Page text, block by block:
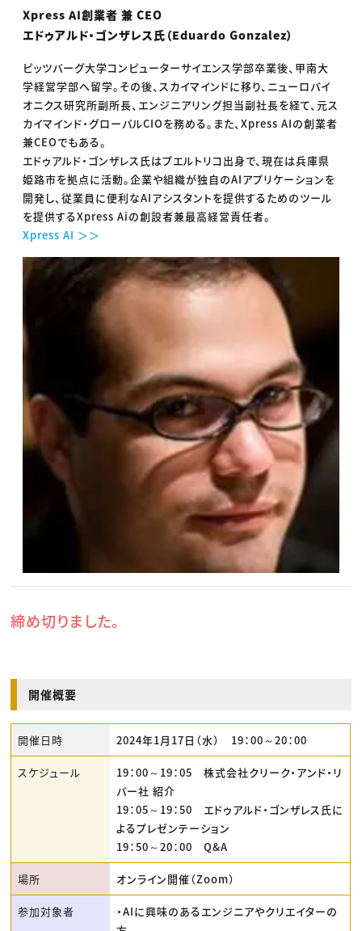
Xpress AI創業者 兼 CEO
エドゥアルド・ゴンザレス氏（Eduardo Gonzalez）
ピッツバーグ大学コンピューターサイエンス学部卒業後、甲南大
学経営学部へ留学。その後、スカイマインドに移り、ニューロバイ
オニクス研究所副所長、エンジニアリング担当副社長を経て、元ス
カイマインド・グローバルCIOを務める。また、Xpress AIの創業者
兼CEOでもある。
エドゥアルド・ゴンザレス氏はプエルトリコ出身で、現在は兵庫県
姫路市を拠点に活動。企業や組織が独自のAIアプリケーションを
開発し、従業員に便利なAIアシスタントを提供するためのツール
を提供するXpress Aiの創設者兼最高経営責任者。
Xpress AI ＞＞
締め切りました。
開催概要
開催日時 2024年1月17日（水） 19：00～20：00
スケジュール
19：00～19：05 株式会社クリーク・アンド・リ
バー社 紹介
19：05～19：50 エドゥアルド・ゴンザレス氏に
よるプレゼンテーション
19：50～20：00 Q&A
場所 オンライン開催（Zoom）
参加対象者
・AIに興味のあるエンジニアやクリエイターの